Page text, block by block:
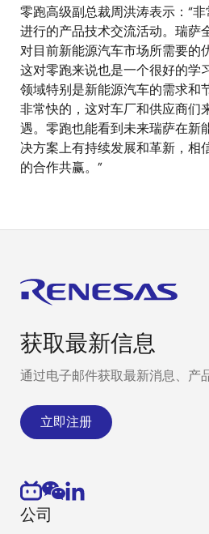
零跑高级副总裁周洪涛表示：“
进行的产品技术交流活动。瑞萨
对目前新能源汽车市场所需要的
这对零跑来说也是一个很好的学
领域特别是新能源汽车的需求和
非常快的，这对车厂和供应商们
遇。零跑也能看到未来瑞萨在新
决方案上有持续发展和革新，相
的合作共赢。”
获取最新信息
通过电子邮件获取最新消息、产
立即注册
公司